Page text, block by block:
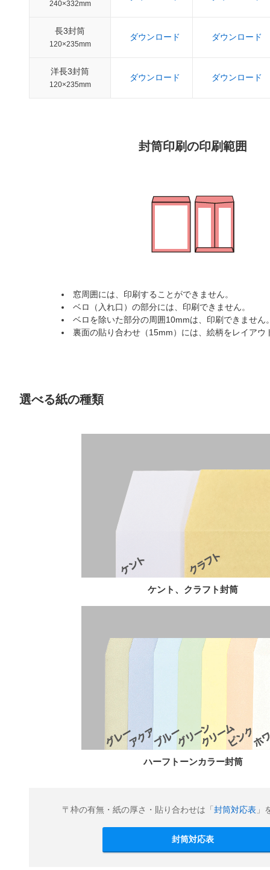
240×332mm
長3封筒
120×235mm
ダウンロード ダウンロード
洋長3封筒
120×235mm
ダウンロード ダウンロード
封筒印刷の印刷範囲
窓周囲には、印刷することができません。
ベロ（入れ口）の部分には、印刷できません。
ベロを除いた部分の周囲10mmは、印刷できません
裏面の貼り合わせ（15mm）には、絵柄をレイアウ
選べる紙の種類
ケント、クラフト封筒
ハーフトーンカラー封筒
〒枠の有無・紙の厚さ・貼り合わせは「 封筒対応表 」
封筒対応表